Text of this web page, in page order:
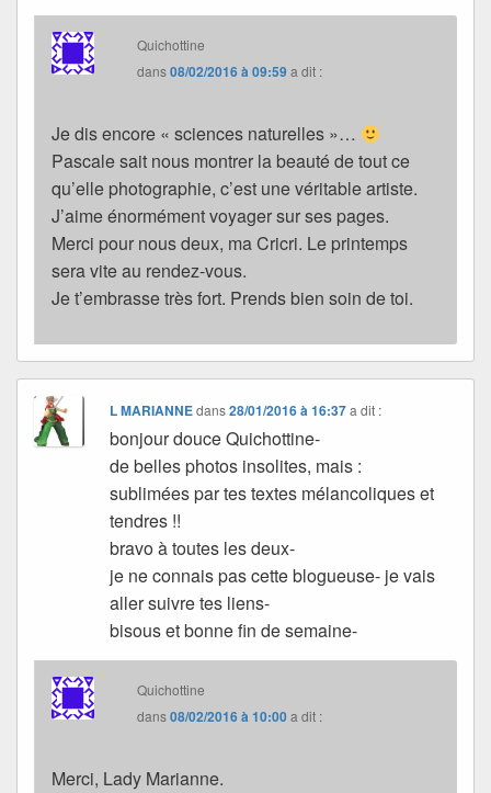
Quichottine
dans08/02/2016 à 09:59a dit :
Je dis encore « sciences naturelles »…
Pascale sait nous montrer la beauté de tout ce
qu’elle photographie, c’est une véritable artiste.
J’aime énormément voyager sur ses pages.
Merci pour nous deux, ma Cricri. Le printemps
sera vite au rendez-vous.
Je t’embrasse très fort. Prends bien soin de toi.
L MARIANNEdans28/01/2016 à 16:37 a dit :
bonjour douce Quichottine-
de belles photos insolites, mais :
sublimées par tes textes mélancoliques et
tendres !!
bravo à toutes les deux-
je ne connais pas cette blogueuse- je vais
aller suivre tes liens-
bisous et bonne fin de semaine-
Quichottine
dans08/02/2016 à 10:00a dit :
Merci, Lady Marianne.